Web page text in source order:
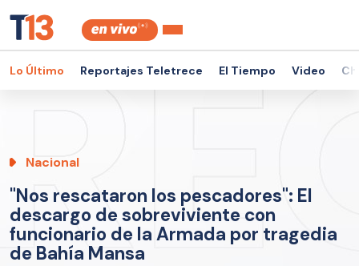
Lo Último Reportajes Teletrece El Tiempo Video
Nacional
"Nos rescataron los pescadores": El
descargo de sobreviviente con
funcionario de la Armada por tragedia
de Bahía Mansa